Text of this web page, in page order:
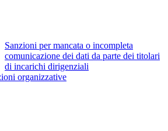
Sanzioni per mancata o incompleta
comunicazione dei dati da parte dei titolari
di incarichi dirigenziali
organizzative